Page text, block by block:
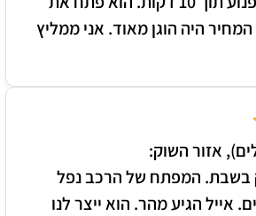
היה הוגן מאוד. אני ממליץ
אזור השוק:
בשבת. המפתח של הרכב נפל
אייל הגיע מהר. הוא ייצר לנו